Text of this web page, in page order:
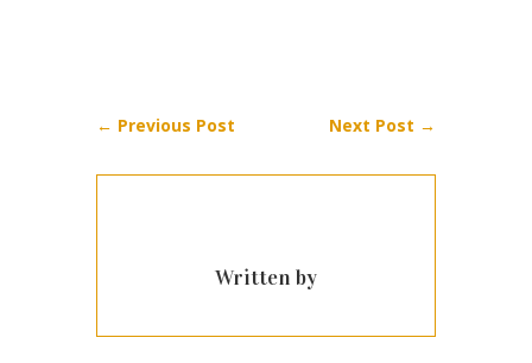
← Previous Post Next Post →
Written by